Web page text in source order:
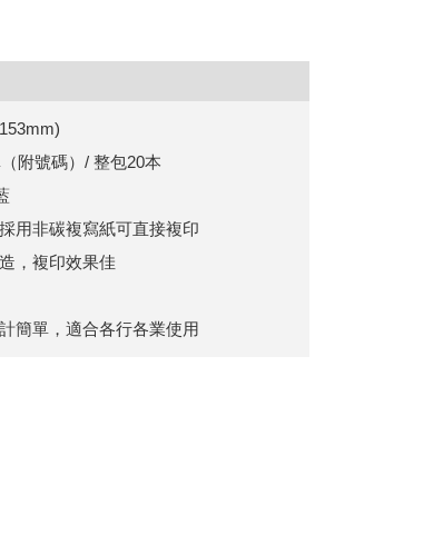
附號碼）/ 整包20本
用非碳複寫紙可直接複印
，複印效果佳
簡單，適合各行各業使用